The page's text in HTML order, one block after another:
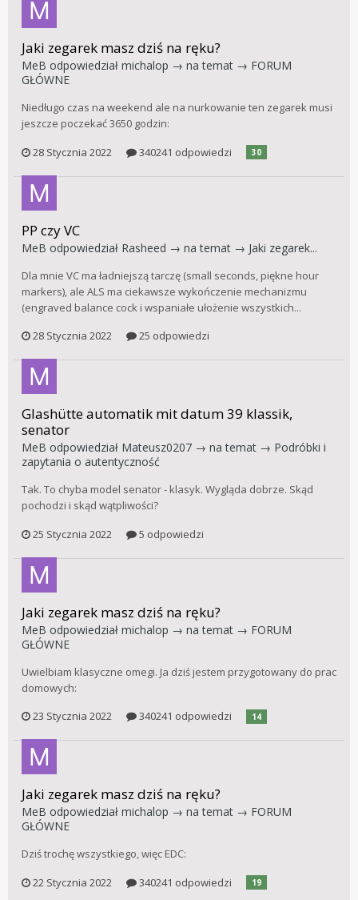
Jaki zegarek masz dziś na ręku?
MeB odpowiedział michalop → na temat → FORUM
GŁÓWNE
Niedługo czas na weekend ale na nurkowanie ten zegarek musi
jeszcze poczekać 3650 godzin:
28 Stycznia 2022
340241 odpowiedzi 30
PP czy VC
MeB odpowiedział Rasheed → na temat → Jaki zegarek...
Dla mnie VC ma ładniejszą tarczę (small seconds, piękne hour
markers), ale ALS ma ciekawsze wykończenie mechanizmu
(engraved balance cock i wspaniałe ułożenie wszystkich...
28 Stycznia 2022
25 odpowiedzi
Glashütte automatik mit datum 39 klassik,
senator
MeB odpowiedział Mateusz0207 → na temat → Podróbki i
zapytania o autentyczność
Tak. To chyba model senator - klasyk. Wygląda dobrze. Skąd
pochodzi i skąd wątpliwości?
25 Stycznia 2022
5 odpowiedzi
Jaki zegarek masz dziś na ręku?
MeB odpowiedział michalop → na temat → FORUM
GŁÓWNE
Uwielbiam klasyczne omegi. Ja dziś jestem przygotowany do prac
domowych:
23 Stycznia 2022
340241 odpowiedzi 14
Jaki zegarek masz dziś na ręku?
MeB odpowiedział michalop → na temat → FORUM
GŁÓWNE
Dziś trochę wszystkiego, więc EDC:
22 Stycznia 2022
340241 odpowiedzi 19